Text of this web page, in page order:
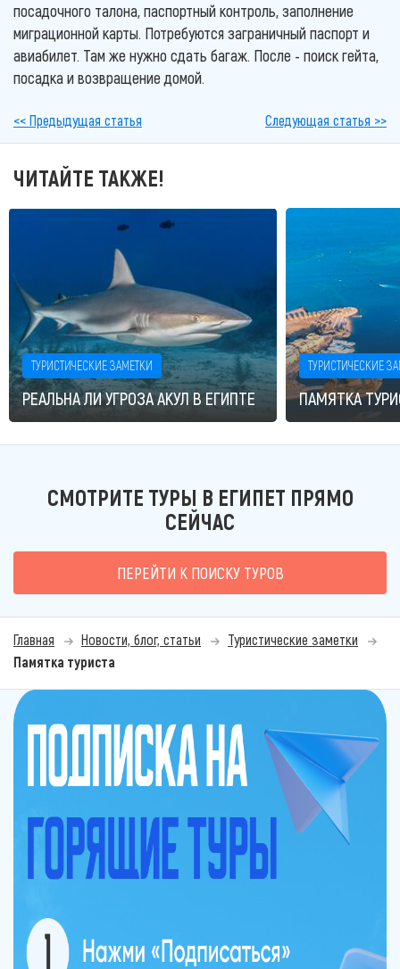
посадочного талона, паспортный контроль, заполнение
миграционной карты. Потребуются заграничный паспорт и
авиабилет. Там же нужно сдать багаж. После - поиск гейта,
посадка и возвращение домой.
<< Предыдущая статья Следующая статья >>
ЧИТАЙТЕ ТАКЖЕ!
ТУРИСТИЧЕСКИЕ ЗАМЕТКИ
РЕАЛЬНА ЛИ УГРОЗА АКУЛ В ЕГИПТЕ
ТУРИСТИЧЕСКИЕ
ПАМЯТКА
СМОТРИТЕ ТУРЫ В ЕГИПЕТ ПРЯМО
СЕЙЧАС
ПЕРЕЙТИ К ПОИСКУ ТУРОВ
Главная Новости, блог, статьи
Туристические заметки
Памятка туриста